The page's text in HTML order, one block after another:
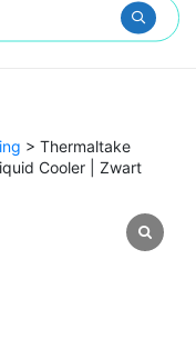
> Thermaltake
Cooler | Zwart